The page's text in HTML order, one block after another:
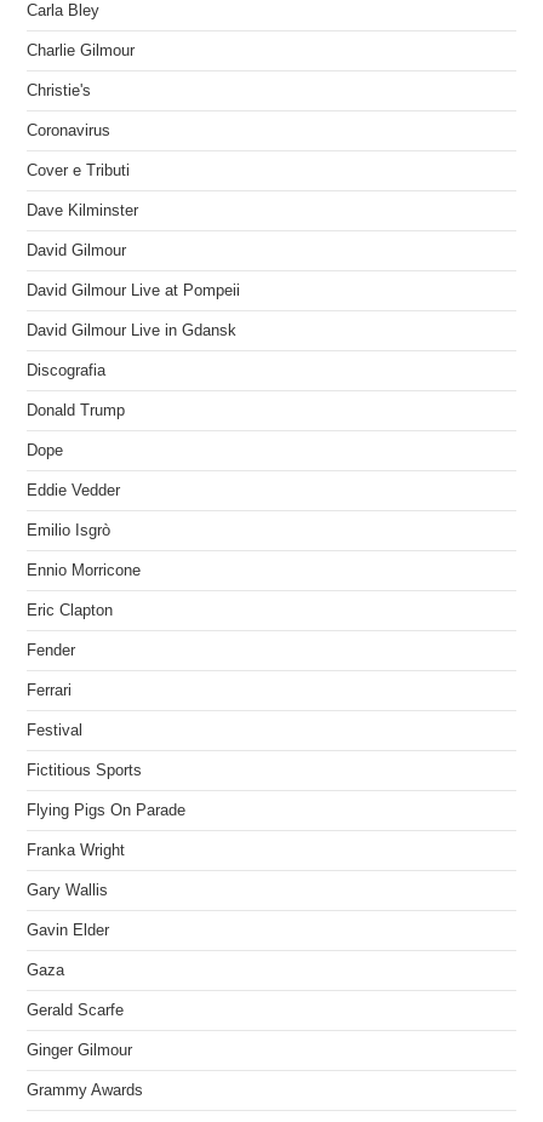
Carla Bley
Charlie Gilmour
Christie's
Coronavirus
Cover e Tributi
Dave Kilminster
David Gilmour
David Gilmour Live at Pompeii
David Gilmour Live in Gdansk
Discografia
Donald Trump
Dope
Eddie Vedder
Emilio Isgrò
Ennio Morricone
Eric Clapton
Fender
Ferrari
Festival
Fictitious Sports
Flying Pigs On Parade
Franka Wright
Gary Wallis
Gavin Elder
Gaza
Gerald Scarfe
Ginger Gilmour
Grammy Awards